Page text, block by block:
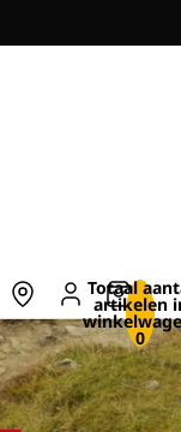
Totaal
artikelen
0